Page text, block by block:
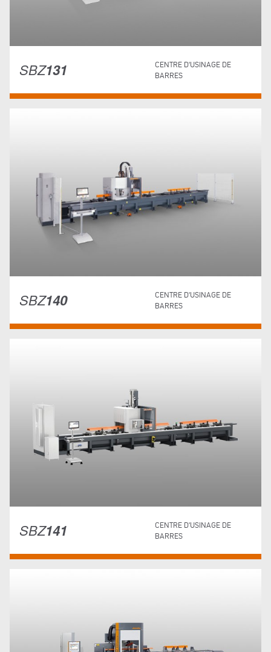
SBZ131
CENTRE D'USINAGE DE
BARRES
SBZ140
CENTRE D'USINAGE DE
BARRES
SBZ141
CENTRE D'USINAGE DE
BARRES